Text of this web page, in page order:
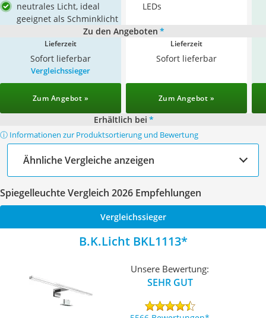
neutrales Licht, ideal
geeignet als Schminklicht
LEDs
Zu den Angeboten *
Lieferzeit
Sofort lieferbar
Lieferzeit
Sofort lieferbar
Vergleichssieger
Zum Angebot » Zum Angebot »
Erhältlich bei *
ⓘ Informationen zur Produktsortierung und Bewertung
Ähnliche Vergleiche anzeigen
Spiegelleuchte Vergleich 2026 Empfehlungen
Vergleichssieger
B.K.Licht BKL1113
Unsere Bewertung:
SEHR GUT